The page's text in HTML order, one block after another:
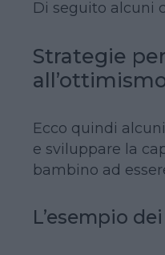
Di seguito alcuni
Strategie
Ecco quindi
e sviluppare la
bambino ad
L’esempio